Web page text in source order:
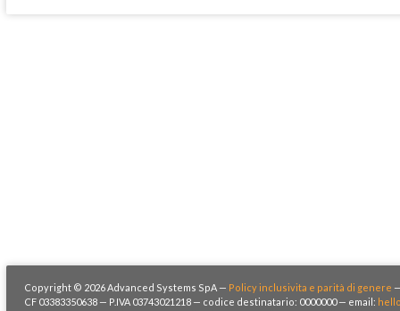
Copyright © 2026 Advanced Systems SpA — Policy inclusivita e parità di genere
CF 03383350638 — P.IVA 03743021218 — codice destinatario: 0000000 — email: